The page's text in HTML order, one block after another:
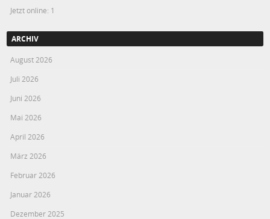
Jetzt online: 1
ARCHIV
August 2026
Juli 2026
Juni 2026
Mai 2026
April 2026
März 2026
Februar 2026
Januar 2026
Dezember 2025